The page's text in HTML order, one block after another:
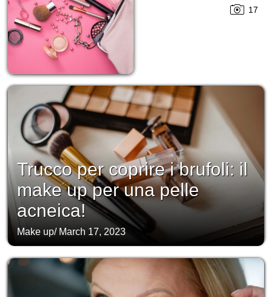
17
Trucco per coprire i brufoli: il
make up per una pelle
acneica!
Make up/ March 17, 2023